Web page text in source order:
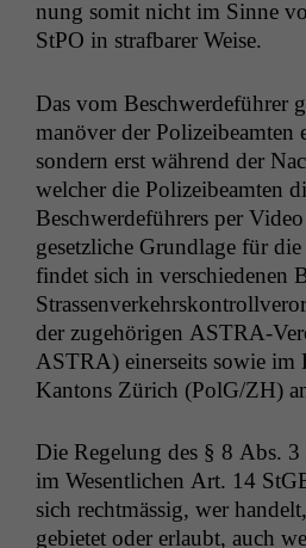
nung somit nicht im Sinne
StPO in straf­bar­er Weise.
Das vom Beschw­erde­führer
manöver der Polizeibeamten
son­dern erst während der
welch­er die Polizeibeamten
Beschw­erde­führers per
geset­zliche Grund­lage für
find­et sich in ver­schiede­nen
der zuge­höri­gen ASTRA-
ASTRA) ein­er­seits sowie im
Kan­tons Zürich (PolG/ZH)
Die Regelung des § 8 Abs.
im Wesentlichen Art. 14
sich recht­mäs­sig, wer
gebi­etet oder erlaubt, auch